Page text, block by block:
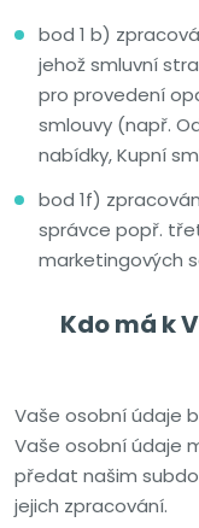
bod 1 b)
jehož smluvní
pro provedení
smlouvy (např.
nabídky, Kupní
bod 1f)
správce popř.
marketingových
Kdo má k
Vaše osobní údaje
Vaše osobní údaje
předat našim
jejich zpracování.